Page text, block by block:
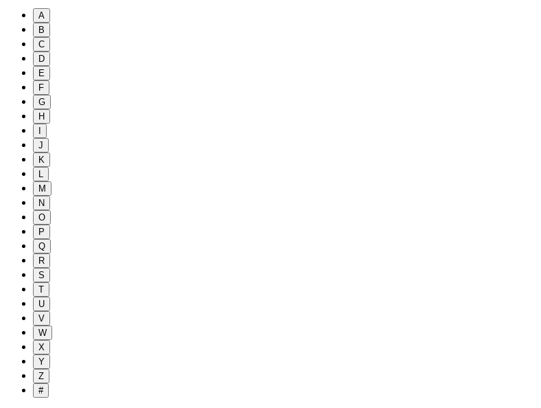
A
B
C
D
E
F
G
H
J
K
L
M
N
O
P
Q
R
S
T
U
V
W
X
Y
Z
#